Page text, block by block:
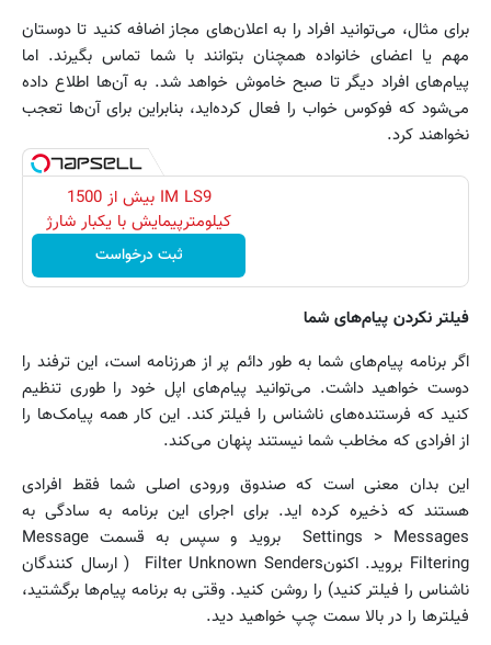
برای مثال، می‌توانید افراد را به اعلان‌های مجاز اضافه کنید تا دوستان
مهم یا اعضای خانواده همچنان بتوانند با شما تماس بگیرند. اما
پیام‌های افراد دیگر تا صبح خاموش خواهد شد. به آن‌ها اطلاع داده
می‌شود که فوکوس خواب را فعال کرده‌اید، بنابراین برای آن‌ها تعجب
نخواهند کرد.
IM LS9 بیش از 1500
کیلومترپیمایش با یکبار شارژ
ثبت درخواست
فیلتر نکردن پیام‌های شما
اگر برنامه پیام‌های شما به طور دائم پر از هرزنامه است، این ترفند را
دوست خواهید داشت. می‌توانید پیام‌های اپل خود را طوری تنظیم
کنید که فرستنده‌های ناشناس را فیلتر کند. این کار همه پیامک‌ها را
از افرادی که مخاطب شما نیستند پنهان می‌کند.
این بدان معنی است که صندوق ورودی اصلی شما فقط افرادی
هستند که ذخیره کرده اید. برای اجرای این برنامه به سادگی به
Settings > Messages بروید و سپس به قسمت Message
Filtering بروید. اکنونFilter Unknown Senders ( ارسال کنندگان
ناشناس را فیلتر کنید) را روشن کنید. وقتی به برنامه پیام‌ها برگشتید،
فیلترها را در بالا سمت چپ خواهید دید.